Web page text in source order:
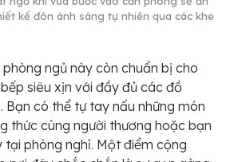
kế đón ánh sáng tự nhiên qua các khe
ngủ này còn chuẩn bị cho
siêu xịn với đầy đủ các đồ
Bạn có thể tự tay nấu những món
thức cùng người thương hoặc bạn
tại phòng nghỉ. Một điểm cộng